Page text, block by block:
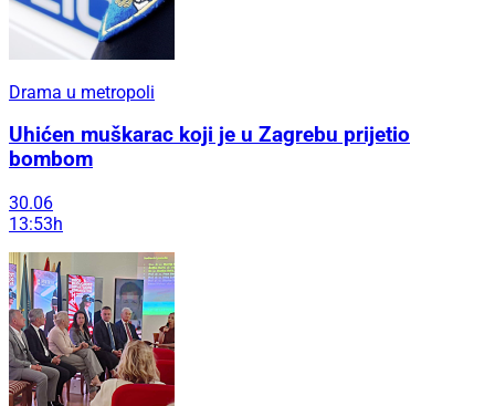
Drama u metropoli
Uhićen muškarac koji je u Zagrebu prijetio
bombom
30.06
13:53h